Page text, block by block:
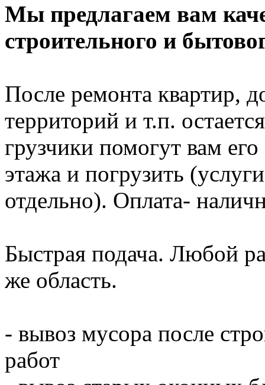
Мы предлагаем вам
строительного и
После ремонта квартир,
территорий и т.п.
грузчики помогут вам его
этажа и погрузить
отдельно). Оплата-
Быстрая подача. Любой
же область.
- вывоз мусора после
работ